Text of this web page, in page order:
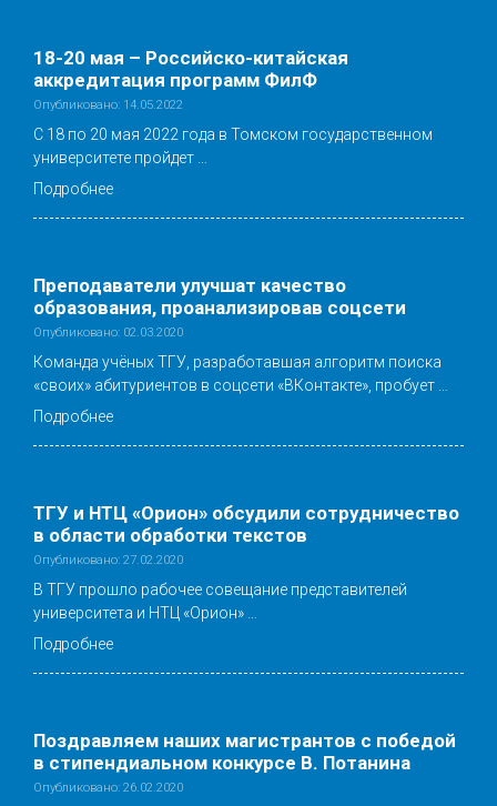
18-20 мая – Российско-китайская
аккредитация программ ФилФ
Опубликовано: 14.05.2022
С 18 по 20 мая 2022 года в Томском государственном
университете пройдет …
Подробнее
Преподаватели улучшат качество
образования, проанализировав соцсети
Опубликовано: 02.03.2020
Команда учёных ТГУ, разработавшая алгоритм поиска
«своих» абитуриентов в соцсети «ВКонтакте», пробует …
Подробнее
ТГУ и НТЦ «Орион» обсудили сотрудничество
в области обработки текстов
Опубликовано: 27.02.2020
В ТГУ прошло рабочее совещание представителей
университета и НТЦ «Орион» …
Подробнее
Поздравляем наших магистрантов с победой
в стипендиальном конкурсе В. Потанина
Опубликовано: 26.02.2020